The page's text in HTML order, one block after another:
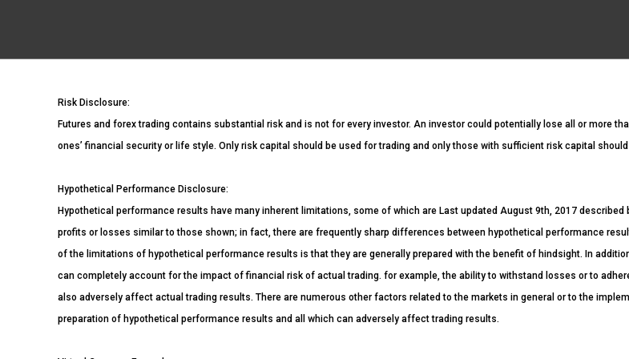
Risk Disclosure:
Futures and forex trading contains substantial risk and is not for every investor. An investor could potentially lose all or more
ones’ financial security or life style. Only risk capital should be used for trading and only those with sufficient risk capital
Hypothetical Performance Disclosure:
Hypothetical performance results have many inherent limitations, some of which are Last updated August 9th, 2017
profits or losses similar to those shown; in fact, there are frequently sharp differences between hypothetical performance
of the limitations of hypothetical performance results is that they are generally prepared with the benefit of hindsight. In
can completely account for the impact of financial risk of actual trading. for example, the ability to withstand losses or to
also adversely affect actual trading results. There are numerous other factors related to the markets in general or to the
preparation of hypothetical performance results and all which can adversely affect trading results.